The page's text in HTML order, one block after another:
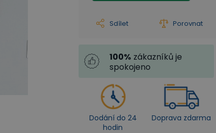
Sdílet Porovnat
100% zákazníků je
spokojeno
Dodání do 24
hodin
Doprava zdarma